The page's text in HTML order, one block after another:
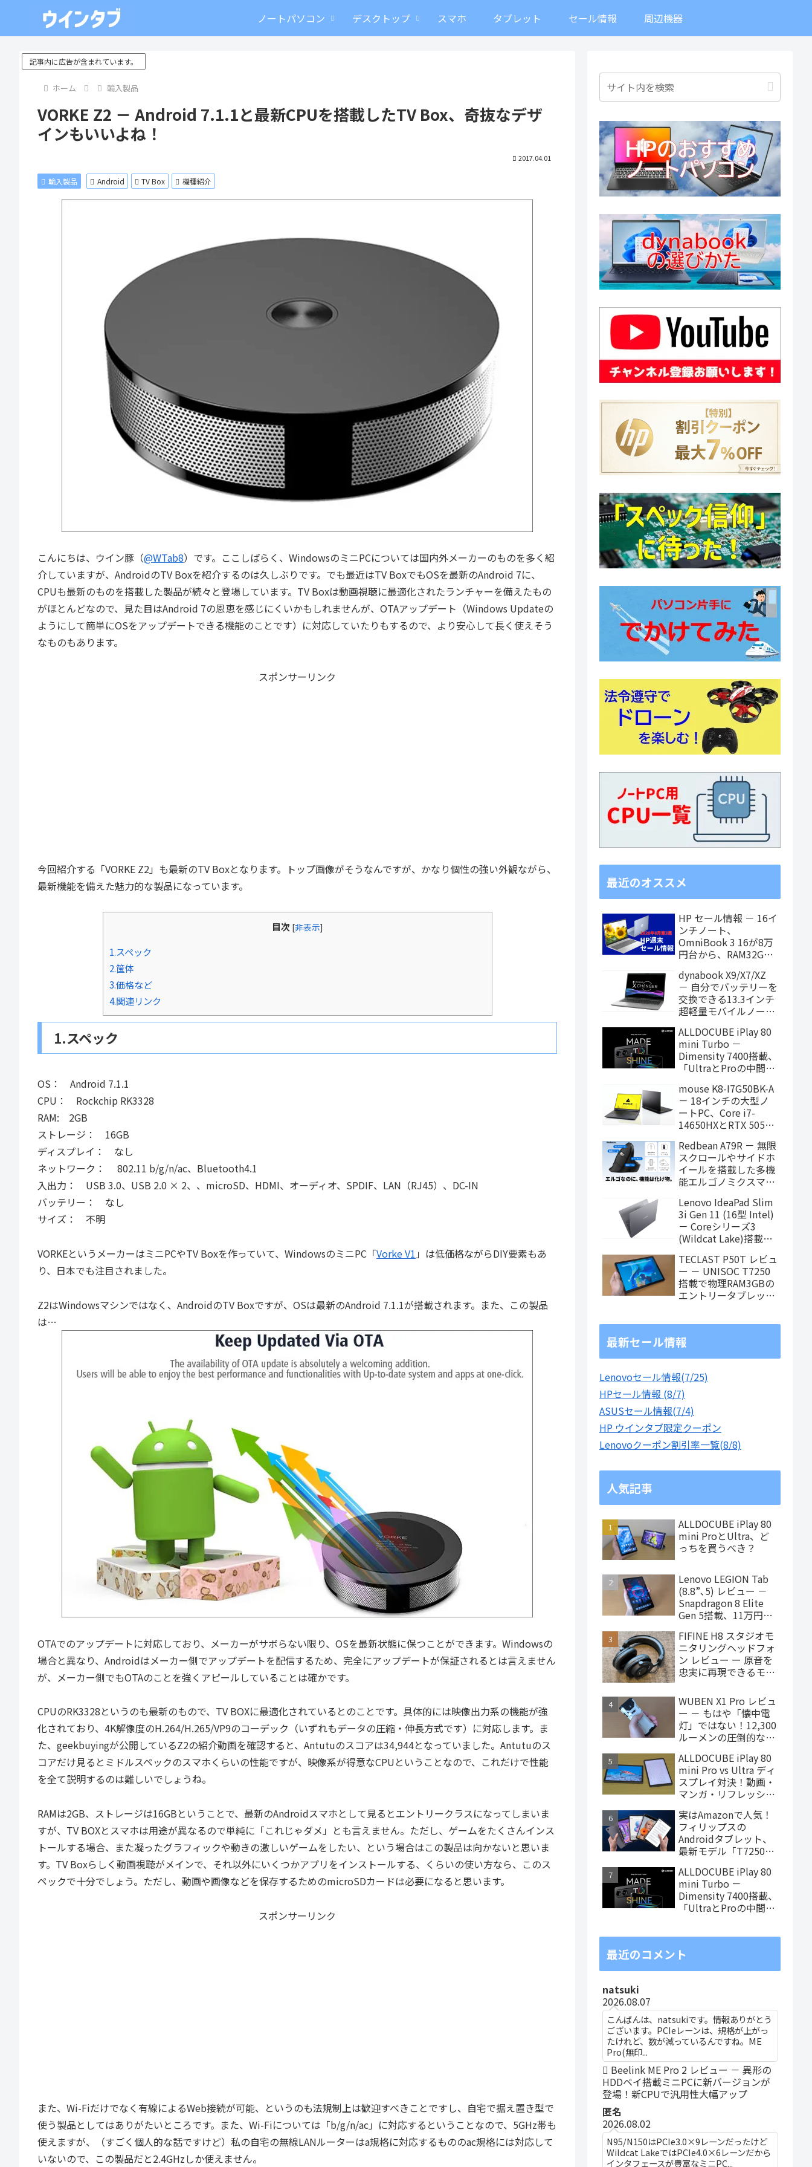
ノートパソコン デスクトップ スマホ タブレット セール情報 周辺機器
記事内に広告が含まれています。
ホーム 輸入製品
VORKE Z2 － Android 7.1.1と最新CPUを搭載したTV Box、奇抜なデザ
インもいいよね！
2017.04.01
輸入製品 Android TV Box 機種紹介
こんにちは、ウイン豚（@WTab8）です。ここしばらく、WindowsのミニPCについては国内外メーカーのものを多く紹
介していますが、AndroidのTV Boxを紹介するのは久しぶりです。でも最近はTV BoxでもOSを最新のAndroid 7に、
CPUも最新のものを搭載した製品が続々と登場しています。TV Boxは動画視聴に最適化されたランチャーを備えたもの
がほとんどなので、見た目はAndroid 7の恩恵を感じにくいかもしれませんが、OTAアップデート（Windows Updateの
ようにして簡単にOSをアップデートできる機能のことです）に対応していたりもするので、より安心して長く使えそう
なものもあります。
スポンサーリンク
今回紹介する「VORKE Z2」も最新のTV Boxとなります。トップ画像がそうなんですが、かなり個性の強い外観ながら、
最新機能を備えた魅力的な製品になっています。
目次 [非表示]
1.スペック
2.筺体
3.価格など
4.関連リンク
1.スペック
OS： Android 7.1.1
CPU： Rockchip RK3328
RAM: 2GB
ストレージ： 16GB
ディスプレイ： なし
ネットワーク： 802.11 b/g/n/ac、Bluetooth4.1
入出力： USB 3.0、USB 2.0 × 2、、microSD、HDMI、オーディオ、SPDIF、LAN（RJ45）、DC-IN
バッテリー： なし
サイズ： 不明
VORKEというメーカーはミニPCやTV Boxを作っていて、WindowsのミニPC「Vorke V1 」は低価格ながらDIY要素もあ
り、日本でも注目されました。
Z2はWindowsマシンではなく、AndroidのTV Boxですが、OSは最新のAndroid 7.1.1が搭載されます。また、この製品
は…
OTAでのアップデートに対応しており、メーカーがサボらない限り、OSを最新状態に保つことができます。Windowsの
場合と異なり、Androidはメーカー側でアップデートを配信するため、完全にアップデートが保証されるとは言えません
が、メーカー側でもOTAのことを強くアピールしていることは確かです。
CPUのRK3328というのも最新のもので、TV BOXに最適化されているとのことです。具体的には映像出力系の機能が強
化されており、4K解像度のH.264/H.265/VP9のコーデック（いずれもデータの圧縮・伸長方式です）に対応します。ま
た、geekbuyingが公開しているZ2の紹介動画を確認すると、Antutuのスコアは34,944となっていました。Antutuのス
コアだけ見るとミドルスペックのスマホくらいの性能ですが、映像系が得意なCPUということなので、これだけで性能
を全て説明するのは難しいでしょうね。
RAMは2GB、ストレージは16GBということで、最新のAndroidスマホとして見るとエントリークラスになってしまいま
すが、TV BOXとスマホは用途が異なるので単純に「これじゃダメ」とも言えません。ただし、ゲームをたくさんインス
トールする場合、また凝ったグラフィックや動きの激しいゲームをしたい、という場合はこの製品は向かないと思いま
す。TV Boxらしく動画視聴がメインで、それ以外にいくつかアプリをインストールする、くらいの使い方なら、このス
ペックで十分でしょう。ただし、動画や画像などを保存するためのmicroSDカードは必要になると思います。
スポンサーリンク
また、Wi-Fiだけでなく有線によるWeb接続が可能、というのも法規制上は歓迎すべきことですし、自宅で据え置き型で
使う製品としてはありがたいところです。また、Wi-Fiについては「b/g/n/ac」に対応するということなので、5GHz帯も
使えますが、（すごく個人的な話ですけど）私の自宅の無線LANルーターはa規格に対応するもののac規格には対応して
いないので、この製品だと2.4GHzしか使えません。
最近のオススメ
HP セール情報 － 16イ
ンチノート、
OmniBook 3 16が8万
円台から、RAM32GB
価格に！
dynabook X9/X7/XZ
－ 自分でバッテリーを
交換できる13.3インチ
超軽量モバイルノート
に！
ALLDOCUBE iPlay 80
mini Turbo －
Dimensity 7400搭載、
「UltraとProの中間ス
タブレット、発売記念
価格は29,999円！
mouse K8-I7G50BK-A
－ 18インチの大型ノ
ートPC、Core i7-
14650HXとRTX 5050
エイティブも快適にこ
なせます
Redbean A79R － 無限
スクロールやサイドホ
イールを搭載した多機
能エルゴノミクスマウ
ィング中
Lenovo IdeaPad Slim
3i Gen 11 (16型 Intel)
－ Coreシリーズ3
(Wildcat Lake)搭載の
ノート
TECLAST P50T レビュ
ー － UNISOC T7250
搭載で物理RAM3GBの
エントリータブレッ
最新セール情報
Lenovoセール情報(7/25)
HPセール情報 (8/7)
ASUSセール情報(7/4)
HP ウインタブ限定クーポン
Lenovoクーポン割引率一覧(8/8)
人気記事
ALLDOCUBE iPlay 80
mini ProとUltra、ど
っちを買うべき？
Lenovo LEGION Tab
(8.8”､5) レビュー －
Snapdragon 8 Elite
Gen 5搭載、11万円台
ゲーミングタブレット
FIFINE H8 スタジオモ
ニタリングヘッドフォ
ン レビュー ー 原音を
忠実に再現できるモニ
4,000円台で購入でき
ます
WUBEN X1 Pro レビュ
ー － もはや「懐中電
灯」ではない！12,300
ルーメンの圧倒的な輝
LEDライト
ALLDOCUBE iPlay 80
mini Pro vs Ultra ディ
スプレイ対決！動画・
マンガ・リフレッシュ
実はAmazonで人気！
フィリップスの
Androidタブレット、
最新モデル「T7250」
ALLDOCUBE iPlay 80
mini Turbo －
Dimensity 7400搭載、
「UltraとProの中間ス
最近のコメント
natsuki
2026.08.07
こんばんは、natsukiです。情報ありがとう
ございます。PCIeレーンは、規格が上がっ
たけれど、数が減っているんですね。ME
Pro(無印...
Beelink ME Pro 2 レビュー － 異形の
HDDベイ搭載ミニPCに新バージョンが
登場！新CPUで汎用性大幅アップ
匿名
2026.08.02
N95/N150はPCIe3.0×9レーンだったけど
Wildcat LakeではPCIe4.0×6レーンだから
インタフェースが豊富なミニPC...